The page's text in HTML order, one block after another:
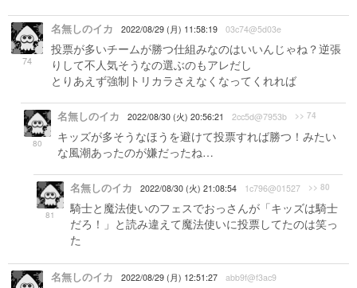
74
名無しのイカ 2022/08/29 (月) 11:58:19 03c74@5d03e
投票が多いチームが勝つ仕組みなのはいいんじゃね？逆張
りして不人気そうなの選ぶのもアレだし
とりあえず強制トリカラさえなくなってくれれば
80
名無しのイカ 2022/08/30 (火) 20:56:21 2cc5d@7953b >> 74
キッズが多そうなほうを避けて投票すれば勝つ！みたい
な風潮あったのが嫌だったね…
81
名無しのイカ 2022/08/30 (火) 21:08:54 1c796@01527 >> 80
騎士と魔法使いのフェスでおっさんが「キッズは騎士
だろ！」と読み違えて魔法使いに投票してたのは笑っ
た
名無しのイカ 2022/08/29 (月) 12:51:27 abb9f@f3ac9